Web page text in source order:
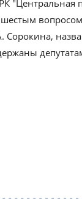
"Центральная